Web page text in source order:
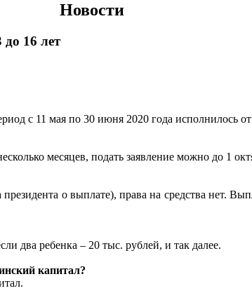
Новости
до 16 лет
с 11 мая по 30 июня 2020 года исполнилось от
месяцев, подать заявление можно до 1
о выплате), права на средства нет.
два ребенка – 20 тыс. рублей, и так далее.
капитал?